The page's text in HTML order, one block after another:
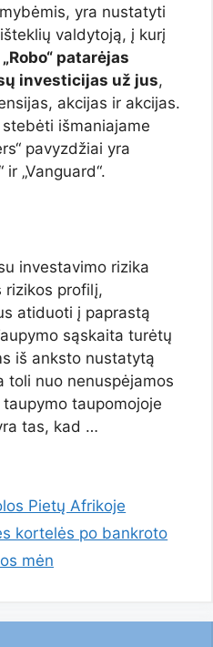
yra nustatyti
valdytoją, į kurį
patarėjas
investicijas už jus,
akcijas ir akcijas.
išmaniajame
pavyzdžiai yra
„Vanguard“.
investavimo rizika
rizikos profilį,
atiduoti į paprastą
sąskaita turėtų
iš anksto nustatytą
toli nuo nenuspėjamos
taupomojoje
tas, kad …
Pietų Afrikoje
kortelės po bankroto
mėn